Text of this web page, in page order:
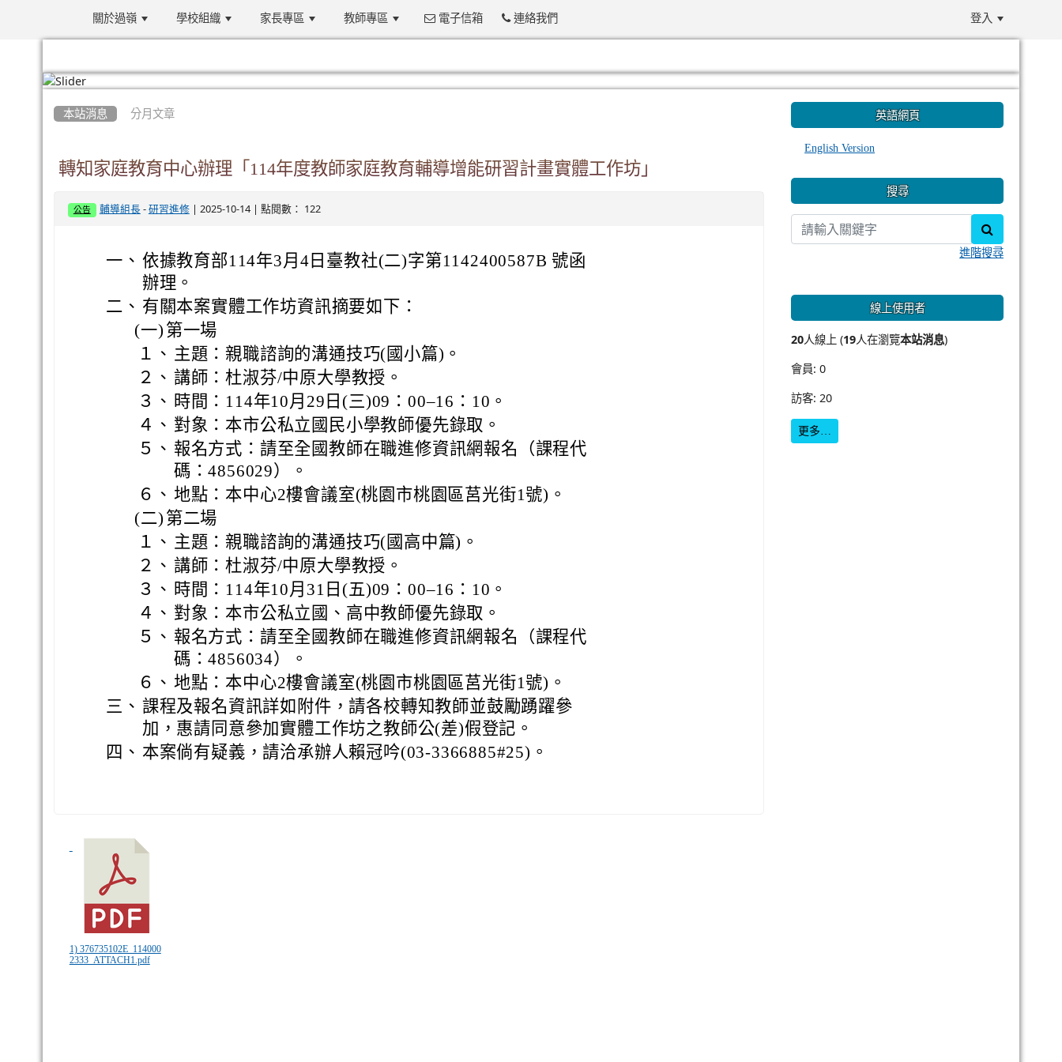
關於過嶺 學校組織 家長專區 教師專區 電子信箱 連絡我們 登入
本站消息 分月文章
轉知家庭教育中心辦理「114年度教師家庭教育輔導增能研習計畫實體工作坊」
公告 輔導組長- 研習進修| 2025-10-14 | 點閱數： 122
一、 依據教育部114年3月4日臺教社(二)字第1142400587B 號函
辦理。
二、 有關本案實體工作坊資訊摘要如下：
(一) 第一場
１、 主題：親職諮詢的溝通技巧(國小篇)。
２、 講師：杜淑芬/中原大學教授。
３、 時間：114年10月29日(三)09：00–16：10。
４、 對象：本市公私立國民小學教師優先錄取。
５、 報名方式：請至全國教師在職進修資訊網報名（課程代
碼：4856029）。
６、 地點：本中心2樓會議室(桃園市桃園區莒光街1號)。
(二) 第二場
１、 主題：親職諮詢的溝通技巧(國高中篇)。
２、 講師：杜淑芬/中原大學教授。
３、 時間：114年10月31日(五)09：00–16：10。
４、 對象：本市公私立國、高中教師優先錄取。
５、 報名方式：請至全國教師在職進修資訊網報名（課程代
碼：4856034）。
６、 地點：本中心2樓會議室(桃園市桃園區莒光街1號)。
三、 課程及報名資訊詳如附件，請各校轉知教師並鼓勵踴躍參
加，惠請同意參加實體工作坊之教師公(差)假登記。
四、 本案倘有疑義，請洽承辦人賴冠吟(03-3366885#25)。
1) 376735102E_114000
2333_ATTACH1.pdf
英語網頁
English Version
搜尋
進階搜尋
線上使用者
20人線上 (19人在瀏覽本站消息)
會員: 0
訪客: 20
更多…